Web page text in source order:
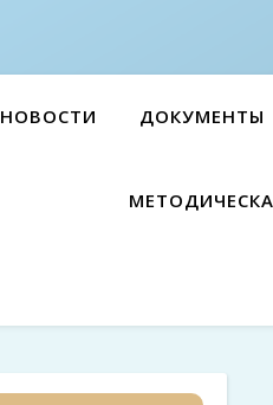
НОВОСТИ ДОКУМЕНТЫ